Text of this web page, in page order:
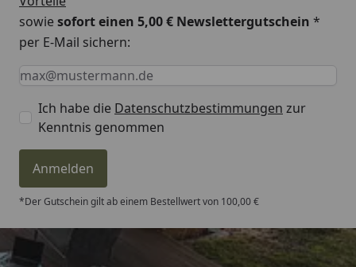
sowiesofort einen 5,00 € Newslettergutschein *
per E-Mail sichern:
Keine Eingabe erforderlich
Eingabe erforderlich
E-Mail *
Ich habe die Datenschutzbestimmungen zur
Kenntnis genommen
Anmelden
*Der Gutschein gilt ab einem Bestellwert von 100,00 €